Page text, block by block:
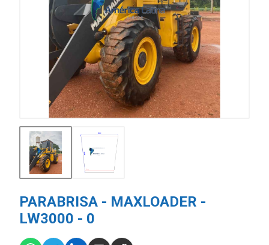
PARABRISA - MAXLOADER -
LW3000 - 0